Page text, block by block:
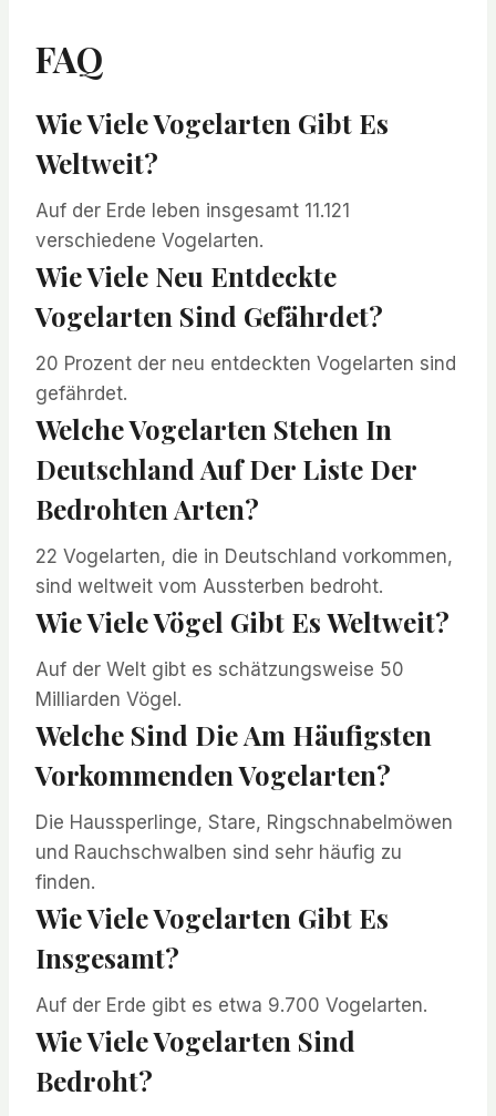
FAQ
Wie Viele Vogelarten Gibt Es
Weltweit?
Auf der Erde leben insgesamt 11.121
verschiedene Vogelarten.
Wie Viele Neu Entdeckte
Vogelarten Sind Gefährdet?
20 Prozent der neu entdeckten Vogelarten sind
gefährdet.
Welche Vogelarten Stehen In
Deutschland Auf Der Liste Der
Bedrohten Arten?
22 Vogelarten, die in Deutschland vorkommen,
sind weltweit vom Aussterben bedroht.
Wie Viele Vögel Gibt Es Weltweit?
Auf der Welt gibt es schätzungsweise 50
Milliarden Vögel.
Welche Sind Die Am Häufigsten
Vorkommenden Vogelarten?
Die Haussperlinge, Stare, Ringschnabelmöwen
und Rauchschwalben sind sehr häufig zu
finden.
Wie Viele Vogelarten Gibt Es
Insgesamt?
Auf der Erde gibt es etwa 9.700 Vogelarten.
Wie Viele Vogelarten Sind
Bedroht?